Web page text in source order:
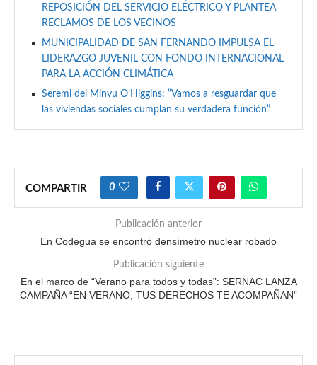
REPOSICIÓN DEL SERVICIO ELÉCTRICO Y PLANTEA
RECLAMOS DE LOS VECINOS
MUNICIPALIDAD DE SAN FERNANDO IMPULSA EL
LIDERAZGO JUVENIL CON FONDO INTERNACIONAL
PARA LA ACCIÓN CLIMÁTICA
Seremi del Minvu O’Higgins: “Vamos a resguardar que
las viviendas sociales cumplan su verdadera función”
COMPARTIR 0
Publicación anterior
En Codegua se encontró densímetro nuclear robado
Publicación siguiente
En el marco de “Verano para todos y todas”: SERNAC LANZA
CAMPAÑA “EN VERANO, TUS DERECHOS TE ACOMPAÑAN”